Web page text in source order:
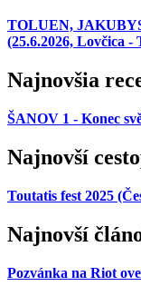
TOLUEN,
(25.6.2026, Lovčica -
Najnovšia
ŠANOV 1 - Konec
Najnovší
Toutatis fest 2025
Najnovší
Pozvánka na Riot